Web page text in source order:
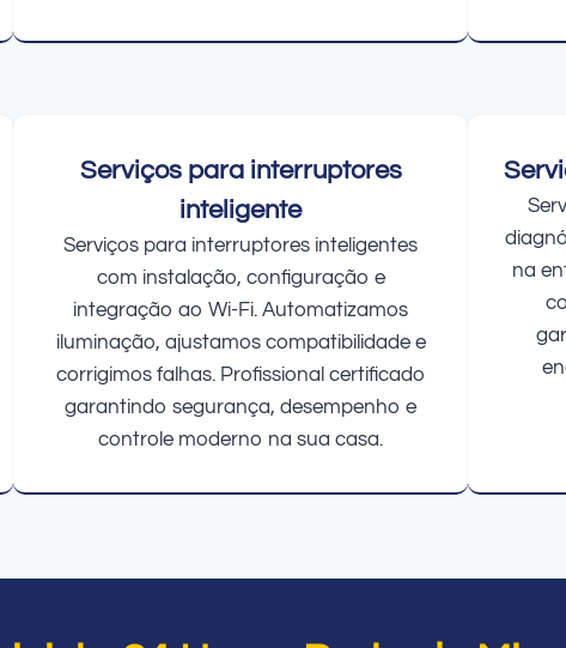
Serviços para interruptores
inteligente
Serviços para interruptores inteligentes
com instalação, configuração e
integração ao Wi-Fi. Automatizamos
iluminação, ajustamos compatibilidade e
corrigimos falhas. Profissional certificado
garantindo segurança, desempenho e
controle moderno na sua casa.
na